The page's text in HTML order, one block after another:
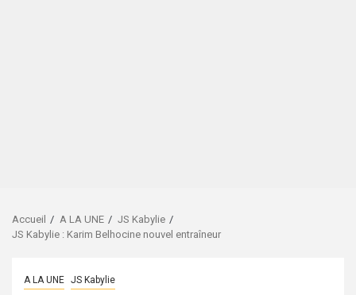
Accueil A LA UNE
JS Kabylie
JS Kabylie : Karim Belhocine nouvel entraîneur
A LA UNE JS Kabylie